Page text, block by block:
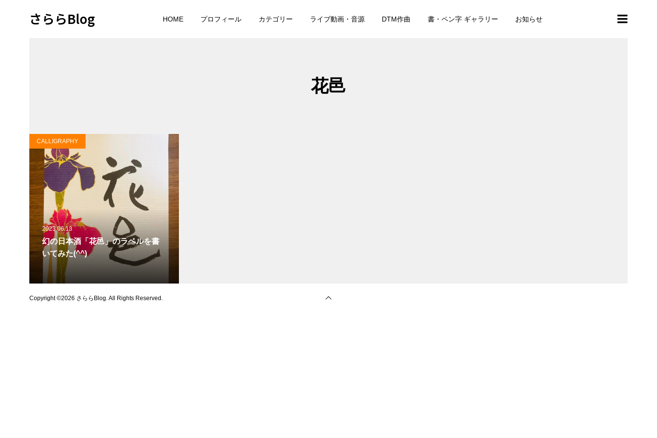
さららBlog HOME プロフィール カテゴリー ライブ動画・音源 DTM作曲 書・ペン字 ギャラリー お知らせ
花邑
2023.06.13
幻の日本酒「花邑」のラベルを書
いてみた(^^)
CALLIGRAPHY
Copyright ©2026 さららBlog. All Rights Reserved.